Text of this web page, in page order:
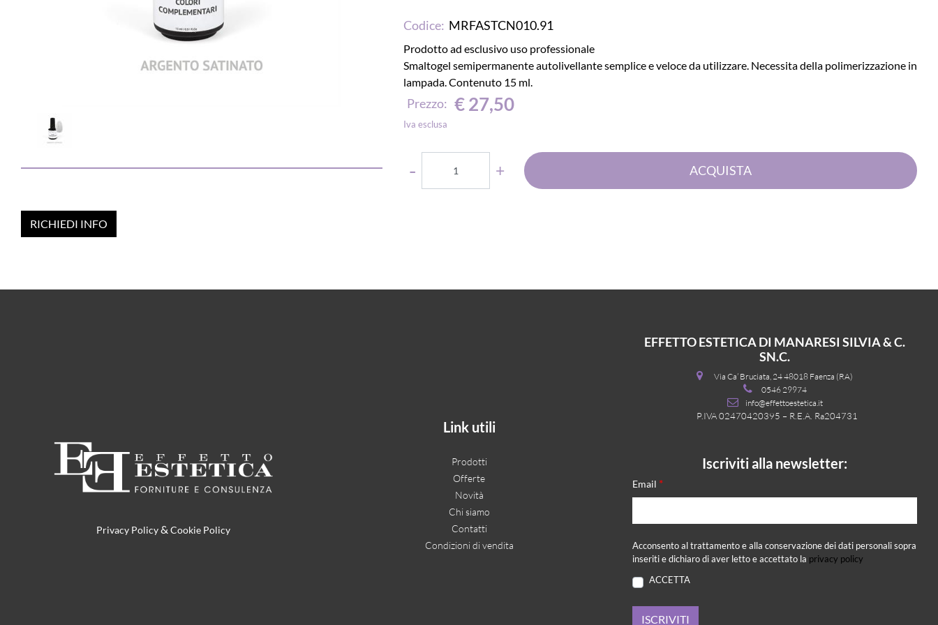
RICHIEDI INFO
Codice: MRFASTCN010.91
Prodotto ad esclusivo uso professionale
Smaltogel semipermanente autolivellante semplice e veloce da utilizzare. Necessita della polimerizzazione in
lampada. Contenuto 15 ml.
Prezzo: € 27,50
Iva esclusa
ACQUISTA
Privacy Policy& Cookie Policy
Link utili
Prodotti
Offerte
Novità
Chi siamo
Contatti
Condizioni di vendita
EFFETTO ESTETICA DI MANARESI SILVIA & C.
SN.C.
Via Ca’ Bruciata, 24 48018 Faenza (RA)
0546 29974
info@effettoestetica.it
P.IVA 02470420395 – R.E.A. Ra204731
Iscriviti alla newsletter:
Email *
Acconsento al trattamento e alla conservazione dei dati personali sopra
inseriti e dichiaro di aver letto e accettato la privacy policy
ACCETTA